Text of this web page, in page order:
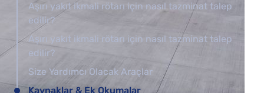
Aşırı yakıt ikmali rötarı için nasıl tazminat talep
edilir?
Aşırı yakıt ikmali rötarı için nasıl tazminat talep
edilir?
Size Yardımcı Olacak Araçlar
Kaynaklar & Ek Okumalar